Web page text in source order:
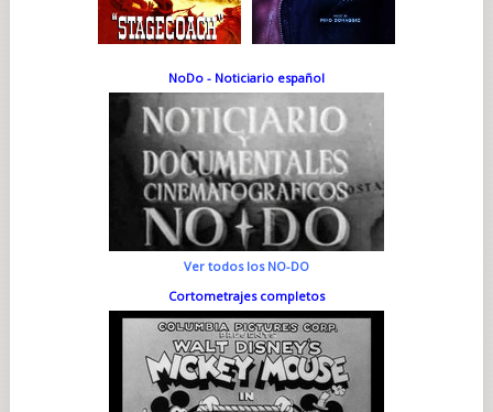
NoDo - Noticiario español
Ver todos los NO-DO
Cortometrajes completos